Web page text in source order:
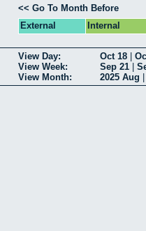
<< Go To Month Before
External
Internal
View Day: Oct 18
View Week:
Sep 21
View Month:
2025 Aug